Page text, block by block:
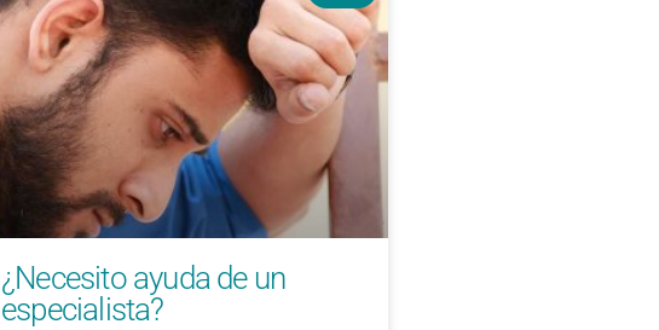
¿Necesito ayuda de un
especialista?